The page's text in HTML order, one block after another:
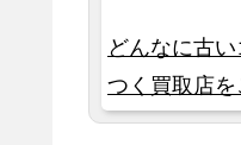
どんなに古
つく買取店